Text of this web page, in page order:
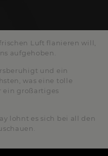
Luft flanieren will,
aufgehoben.
und ein
was eine tolle
ein großartiges
lohnt es sich bei all den